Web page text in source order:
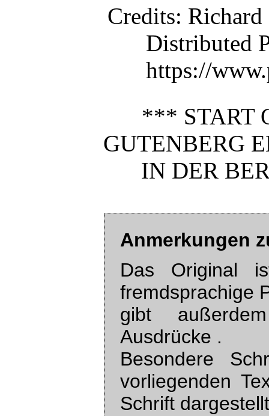
Credits:
Distributed
https://
*** START
GUTENBERG
IN DER
Anmerkungen
Das Original
fremdsprachige
gibt
Ausdrücke .
Besondere
vorliegenden
Schrift